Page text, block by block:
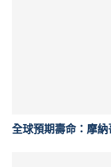
全球預期壽命：摩